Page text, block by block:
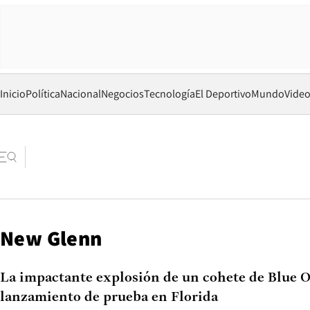
InicioPolíticaNacionalNegociosTecnologíaEl DeportivoMundo
New Glenn
La impactante explosión de un cohete de Blue
lanzamiento de prueba en Florida